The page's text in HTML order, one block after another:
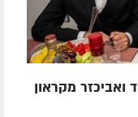
מקראון